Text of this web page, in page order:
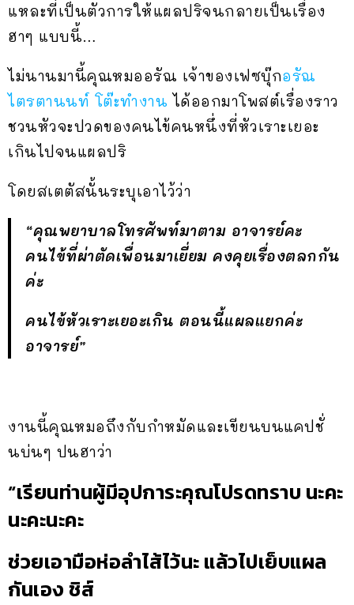
แหละที่เป็นตัวการให้แผลปริจนกลายเป็นเรื่อง
ฮาๆ แบบนี้…
ไม่นานมานี้คุณหมออรัณ เจ้าของเฟซบุ๊กอรัณ
ไตรตานนท์ โต๊ะทำงาน ได้ออกมาโพสต์เรื่องราว
ชวนหัวจะปวดของคนไข้คนหนึ่งที่หัวเราะเยอะ
เกินไปจนแผลปริ
โดยสเตตัสนั้นระบุเอาไว้ว่า
“คุณพยาบาลโทรศัพท์มาตาม อาจารย์คะ
คนไข้ที่ผ่าตัดเพื่อนมาเยี่ยม คงคุยเรื่องตลกกัน
ค่ะ
คนไข้หัวเราะเยอะเกิน ตอนนี้แผลแยกค่ะ
อาจารย์”
งานนี้คุณหมอถึงกับกำหมัดและเขียนบนแคปชั่
นบ่นๆ ปนฮาว่า
“เรียนท่านผู้มีอุปการะคุณโปรดทราบ นะคะ
นะคะนะคะ
ช่วยเอามือห่อลำไส้ไว้นะ แล้วไปเย็บแผล
กันเอง ชิส์